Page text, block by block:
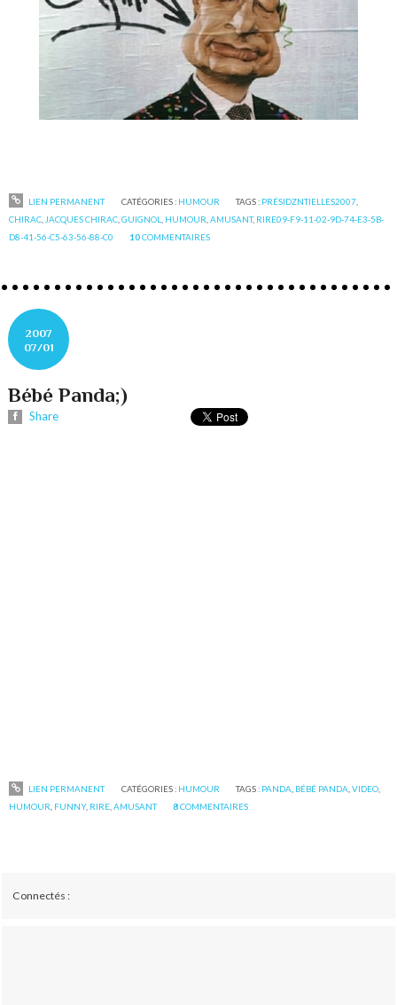
LIEN PERMANENT CATÉGORIES : HUMOUR TAGS : PRÉSIDZNTIELLES2007,
CHIRAC JACQUES CHIRAC ,GUIGNOL HUMOUR ,AMUSANT, RIRE09-F9-11-02-9D-74-E3-5B-
D8-41-56-C5-63-56-88-C0
10COMMENTAIRES
2007
07/01
Bébé Panda;)
Share
LIEN PERMANENT CATÉGORIES : HUMOUR TAGS : PANDA BÉBÉ PANDA VIDEO,
HUMOUR FUNNY, RIRE ,AMUSANT 8COMMENTAIRES
Connectés :